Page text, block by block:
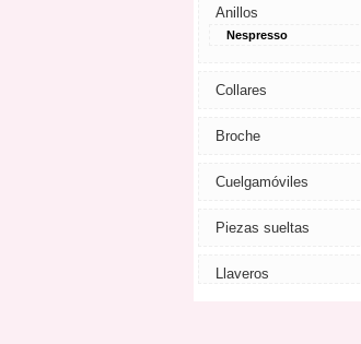
Anillos
Nespresso
Collares
Broche
Cuelgamóviles
Piezas sueltas
Llaveros